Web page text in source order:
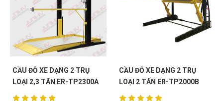
CẦU ĐỖ XE DẠNG 2 TRỤ
LOẠI 2,3 TẤN ER-TP2300A
CẦU ĐỖ XE DẠNG 2 TRỤ
LOẠI 2 TẤN ER-TP2000B